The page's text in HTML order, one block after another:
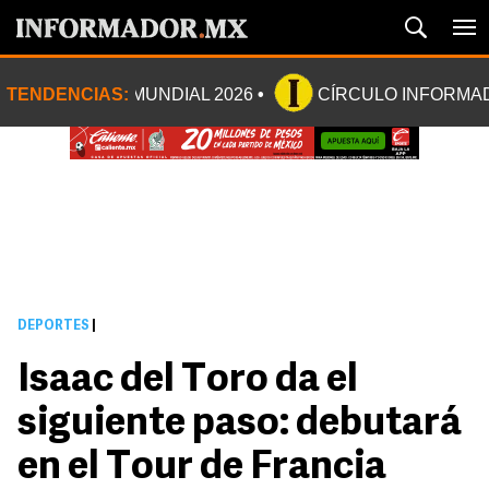
TENDENCIAS: MUNDIAL 2026 CÍRCULO
DEPORTES
Isaac del Toro da el
siguiente paso: debutará
en el Tour de Francia